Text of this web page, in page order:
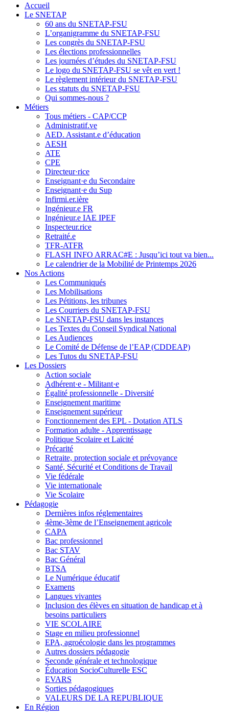
Accueil
Le SNETAP
60 ans du SNETAP-FSU
L’organigramme du SNETAP-FSU
Les congrès du SNETAP-FSU
Les élections professionnelles
Les journées d’études du SNETAP-FSU
Le logo du SNETAP-FSU se vêt en vert !
Le règlement intérieur du SNETAP-FSU
Les statuts du SNETAP-FSU
Qui sommes-nous ?
Métiers
Tous métiers - CAP/CCP
Administratif.ve
AED. Assistant.e d’éducation
AESH
ATE
CPE
Directeur·rice
Enseignant·e du Secondaire
Enseignant·e du Sup
Infirmi.er.ière
Ingénieur.e FR
Ingénieur.e IAE IPEF
Inspecteur.rice
Retraité.e
TFR-ATFR
FLASH INFO ARRAC#E : Jusqu’ici tout va bien...
Le calendrier de la Mobilité de Printemps 2026
Nos Actions
Les Communiqués
Les Mobilisations
Les Pétitions, les tribunes
Les Courriers du SNETAP-FSU
Le SNETAP-FSU dans les instances
Les Textes du Conseil Syndical National
Les Audiences
Le Comité de Défense de l’EAP (CDDEAP)
Les Tutos du SNETAP-FSU
Les Dossiers
Action sociale
Adhérent·e - Militant·e
Égalité professionnelle - Diversité
Enseignement maritime
Enseignement supérieur
Fonctionnement des EPL - Dotation ATLS
Formation adulte - Apprentissage
Politique Scolaire et Laïcité
Précarité
Retraite, protection sociale et prévoyance
Santé, Sécurité et Conditions de Travail
Vie fédérale
Vie internationale
Vie Scolaire
Pédagogie
Dernières infos réglementaires
4ème-3ème de l’Enseignement agricole
CAPA
Bac professionnel
Bac STAV
Bac Général
BTSA
Le Numérique éducatif
Examens
Langues vivantes
Inclusion des élèves en situation de handicap et à
besoins particuliers
VIE SCOLAIRE
Stage en milieu professionnel
EPA, agroécologie dans les programmes
Autres dossiers pédagogie
Seconde générale et technologique
Éducation SocioCulturelle ESC
EVARS
Sorties pédagogiques
VALEURS DE LA REPUBLIQUE
En Région